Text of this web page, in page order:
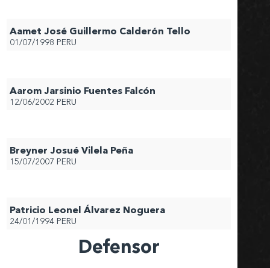
Aamet José Guillermo Calderón Tello
01/07/1998 PERU
Aarom Jarsinio Fuentes Falcón
12/06/2002 PERU
Breyner Josué Vilela Peña
15/07/2007 PERU
Patricio Leonel Álvarez Noguera
24/01/1994 PERU
Defensor